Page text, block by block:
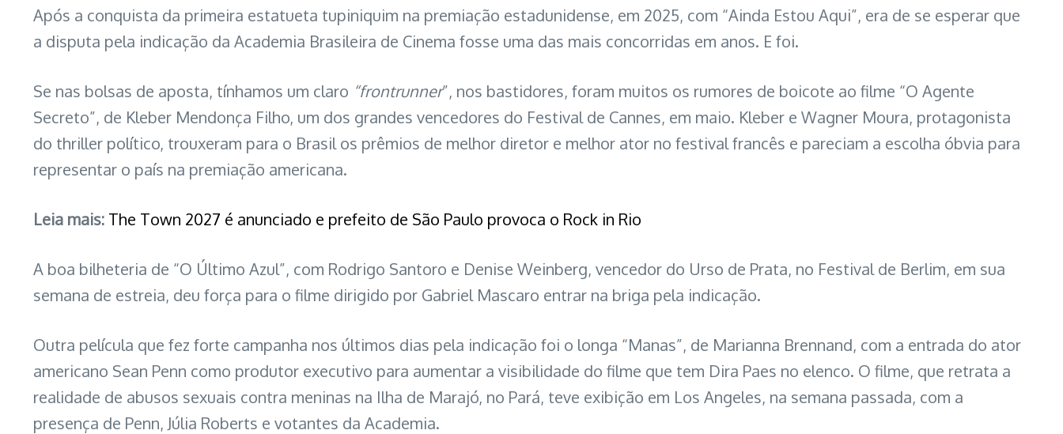
Após a conquista da primeira estatueta tupiniquim na premiação estadunidense, em 2025, com “Ainda Estou Aqui”, era de se esperar que
a disputa pela indicação da Academia Brasileira de Cinema fosse uma das mais concorridas em anos. E foi.
Se nas bolsas de aposta, tínhamos um claro “frontrunner”, nos bastidores, foram muitos os rumores de boicote ao filme “O Agente
Secreto”, de Kleber Mendonça Filho, um dos grandes vencedores do Festival de Cannes, em maio. Kleber e Wagner Moura, protagonista
do thriller político, trouxeram para o Brasil os prêmios de melhor diretor e melhor ator no festival francês e pareciam a escolha óbvia para
representar o país na premiação americana.
Leia mais: The Town 2027 é anunciado e prefeito de São Paulo provoca o Rock in Rio
A boa bilheteria de “O Último Azul”, com Rodrigo Santoro e Denise Weinberg, vencedor do Urso de Prata, no Festival de Berlim, em sua
semana de estreia, deu força para o filme dirigido por Gabriel Mascaro entrar na briga pela indicação.
Outra película que fez forte campanha nos últimos dias pela indicação foi o longa “Manas”, de Marianna Brennand, com a entrada do ator
americano Sean Penn como produtor executivo para aumentar a visibilidade do filme que tem Dira Paes no elenco. O filme, que retrata a
realidade de abusos sexuais contra meninas na Ilha de Marajó, no Pará, teve exibição em Los Angeles, na semana passada, com a
presença de Penn, Júlia Roberts e votantes da Academia.